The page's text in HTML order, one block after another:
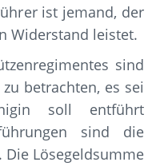
ist jemand, der
Widerstand leistet.
sind
betrachten, es sei
soll entführt
sind die
Die Lösegeldsumme